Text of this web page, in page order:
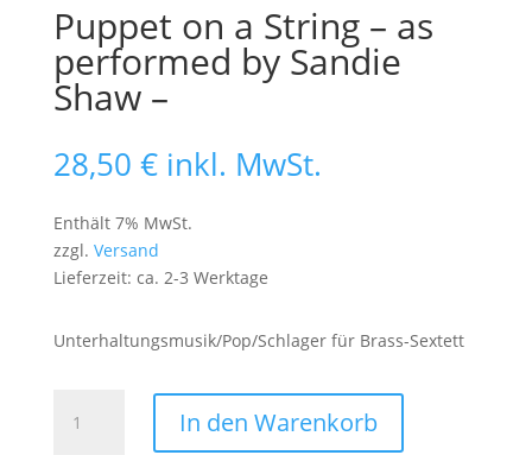
Puppet on a String – as
performed by Sandie
Shaw –
28,50 € inkl. MwSt.
Enthält 7% MwSt.
zzgl. Versand
Lieferzeit: ca. 2-3 Werktage
Unterhaltungsmusik/Pop/Schlager für Brass-Sextett
In den Warenkorb